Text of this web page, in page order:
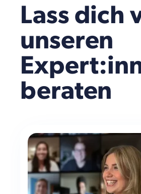
Lass dich
unseren
beraten